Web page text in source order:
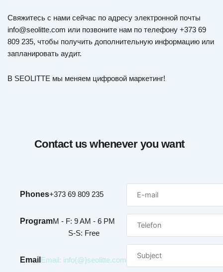
Свяжитесь с нами сейчас по адресу электронной почты
info@seolitte.com или позвоните нам по телефону +373 69
809 235, чтобы получить дополнительную информацию или
запланировать аудит.
В SEOLITTE мы меняем цифровой маркетинг!
Contact us whenever you want
Phones+373 69 809 235
ProgramM - F: 9 AM - 6 PM
S-S: Free
Email Email: info{@}seolitte.com